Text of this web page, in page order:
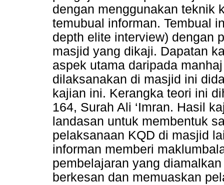
dengan menggunakan teknik
temubual informan. Tembual
depth elite interview) dengan
masjid yang dikaji. Dapatan
aspek utama daripada
dilaksanakan di masjid ini
kajian ini. Kerangka teori ini
164, Surah Ali ‘Imran. Hasil
landasan untuk membentuk
pelaksanaan KQD di masjid
informan memberi
pembelajaran yang
berkesan dan memuaskan